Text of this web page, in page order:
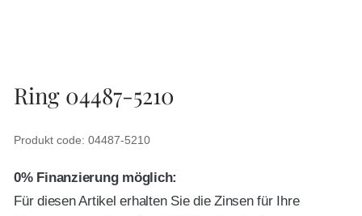
Ring 04487-5210
Produkt code: 04487-5210
0% Finanzierung möglich:
Für diesen Artikel erhalten Sie die Zinsen für Ihre